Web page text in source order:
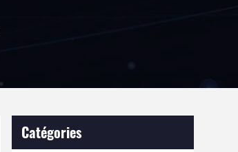
Catégories